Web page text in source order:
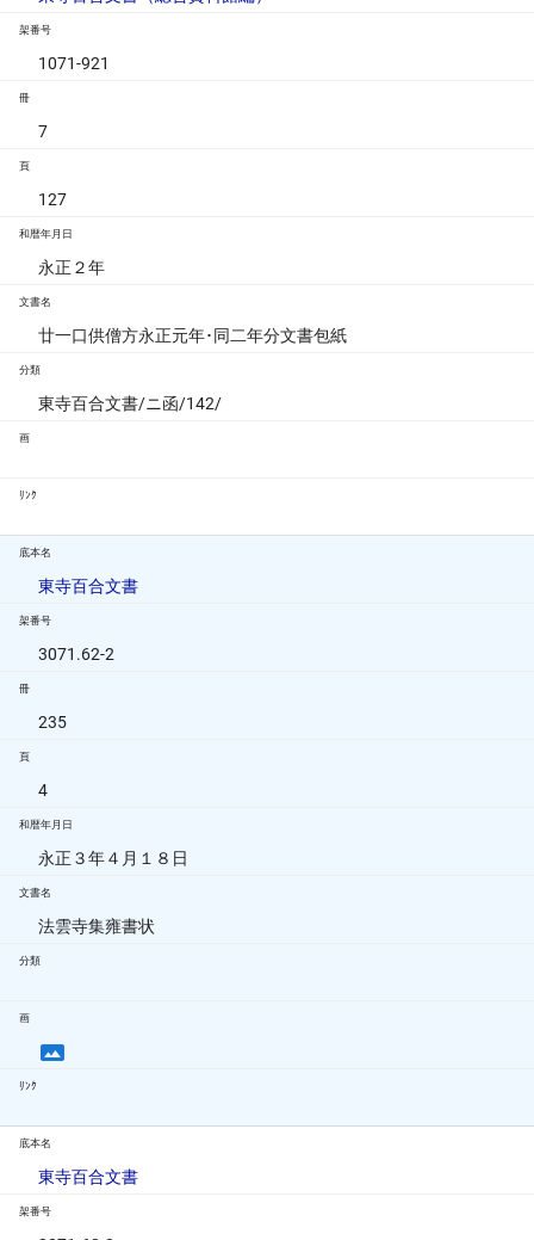
架番号
1071-921
冊
7
頁
127
和暦年月日
永正２年
文書名
廿一口供僧方永正元年･同二年分文書包紙
分類
東寺百合文書/ニ函/142/
画
ﾘﾝｸ
底本名
東寺百合文書
架番号
3071.62-2
冊
235
頁
4
和暦年月日
永正３年４月１８日
文書名
法雲寺集雍書状
分類
画
ﾘﾝｸ
底本名
東寺百合文書
架番号